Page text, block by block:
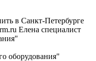
оборудования"